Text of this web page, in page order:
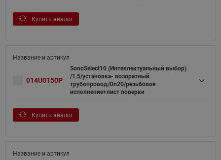
Купить аналог
014U0150P
SonoSelect10 (Интеллектуальный выбор)
/1,5/установка- возвратный
трубопровод/Dn20/резьбовое
исполнение+лист поверки
Купить аналог